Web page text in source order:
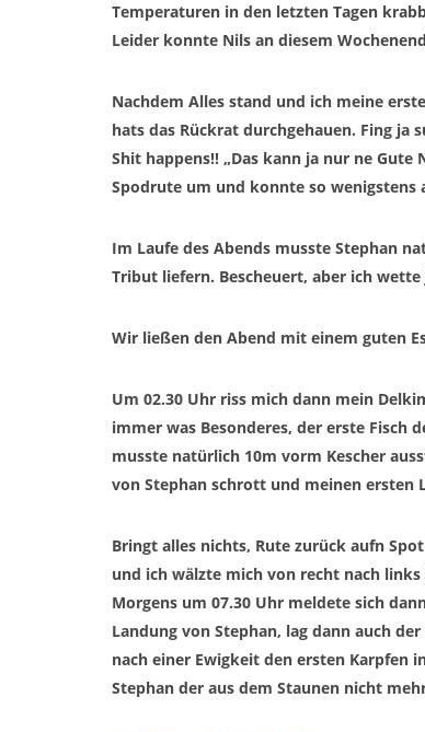
Temperaturen in den letzten Tagen
Leider konnte Nils an diesem
Nachdem Alles stand und ich meine
hats das Rückrat durchgehauen. Fing ja
Shit happens!! „Das kann ja nur ne Gute
Spodrute um und konnte so wenigstens
Im Laufe des Abends musste Stephan
Tribut liefern. Bescheuert, aber ich
Wir ließen den Abend mit einem guten
Um 02.30 Uhr riss mich dann mein
immer was Besonderes, der erste Fisch
musste natürlich 10m vorm Kescher
von Stephan schrott und meinen ersten
Bringt alles nichts, Rute zurück aufn
und ich wälzte mich von recht nach links
Morgens um 07.30 Uhr meldete sich
Landung von Stephan, lag dann auch
nach einer Ewigkeit den ersten Karpfen
Stephan der aus dem Staunen nicht